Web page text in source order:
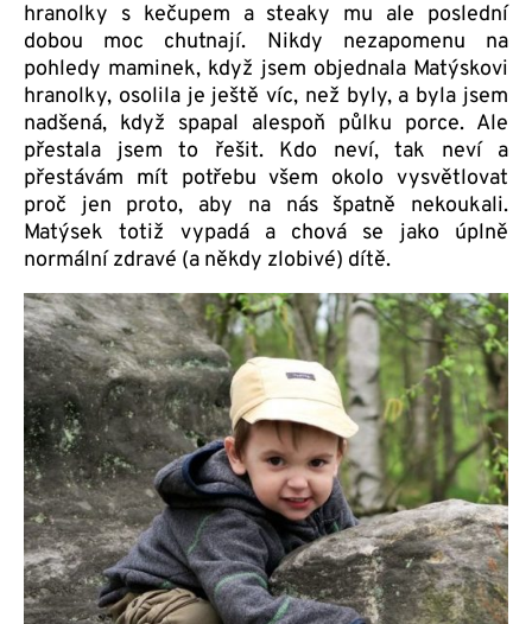
hranolky s kečupem a steaky mu ale poslední
dobou moc chutnají. Nikdy nezapomenu na
pohledy maminek, když jsem objednala Matýskovi
hranolky, osolila je ještě víc, než byly, a byla jsem
nadšená, když spapal alespoň půlku porce. Ale
přestala jsem to řešit. Kdo neví, tak neví a
přestávám mít potřebu všem okolo vysvětlovat
proč jen proto, aby na nás špatně nekoukali.
Matýsek totiž vypadá a chová se jako úplně
normální zdravé (a někdy zlobivé) dítě.